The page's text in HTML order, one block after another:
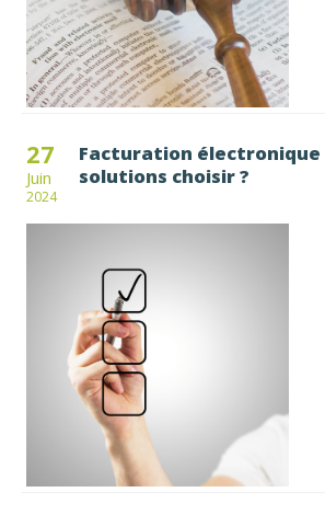
27
Juin
2024
Facturation électronique
solutions choisir ?